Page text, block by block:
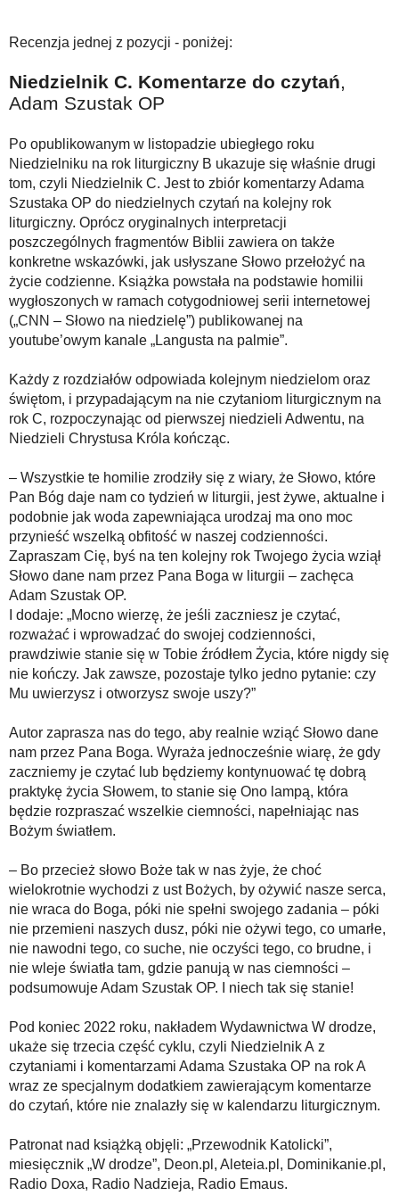
Recenzja jednej z pozycji - poniżej:
Niedzielnik C. Komentarze do czytań,
Adam Szustak OP
Po opublikowanym w listopadzie ubiegłego roku
Niedzielniku na rok liturgiczny B ukazuje się właśnie drugi
tom, czyli Niedzielnik C. Jest to zbiór komentarzy Adama
Szustaka OP do niedzielnych czytań na kolejny rok
liturgiczny. Oprócz oryginalnych interpretacji
poszczególnych fragmentów Biblii zawiera on także
konkretne wskazówki, jak usłyszane Słowo przełożyć na
życie codzienne. Książka powstała na podstawie homilii
wygłoszonych w ramach cotygodniowej serii internetowej
(„CNN – Słowo na niedzielę”) publikowanej na
youtube’owym kanale „Langusta na palmie”.
Każdy z rozdziałów odpowiada kolejnym niedzielom oraz
świętom, i przypadającym na nie czytaniom liturgicznym na
rok C, rozpoczynając od pierwszej niedzieli Adwentu, na
Niedzieli Chrystusa Króla kończąc.
– Wszystkie te homilie zrodziły się z wiary, że Słowo, które
Pan Bóg daje nam co tydzień w liturgii, jest żywe, aktualne i
podobnie jak woda zapewniająca urodzaj ma ono moc
przynieść wszelką obfitość w naszej codzienności.
Zapraszam Cię, byś na ten kolejny rok Twojego życia wziął
Słowo dane nam przez Pana Boga w liturgii – zachęca
Adam Szustak OP.
I dodaje: „Mocno wierzę, że jeśli zaczniesz je czytać,
rozważać i wprowadzać do swojej codzienności,
prawdziwie stanie się w Tobie źródłem Życia, które nigdy się
nie kończy. Jak zawsze, pozostaje tylko jedno pytanie: czy
Mu uwierzysz i otworzysz swoje uszy?”
Autor zaprasza nas do tego, aby realnie wziąć Słowo dane
nam przez Pana Boga. Wyraża jednocześnie wiarę, że gdy
zaczniemy je czytać lub będziemy kontynuować tę dobrą
praktykę życia Słowem, to stanie się Ono lampą, która
będzie rozpraszać wszelkie ciemności, napełniając nas
Bożym światłem.
– Bo przecież słowo Boże tak w nas żyje, że choć
wielokrotnie wychodzi z ust Bożych, by ożywić nasze serca,
nie wraca do Boga, póki nie spełni swojego zadania – póki
nie przemieni naszych dusz, póki nie ożywi tego, co umarłe,
nie nawodni tego, co suche, nie oczyści tego, co brudne, i
nie wleje światła tam, gdzie panują w nas ciemności –
podsumowuje Adam Szustak OP. I niech tak się stanie!
Pod koniec 2022 roku, nakładem Wydawnictwa W drodze,
ukaże się trzecia część cyklu, czyli Niedzielnik A z
czytaniami i komentarzami Adama Szustaka OP na rok A
wraz ze specjalnym dodatkiem zawierającym komentarze
do czytań, które nie znalazły się w kalendarzu liturgicznym.
Patronat nad książką objęli: „Przewodnik Katolicki”,
miesięcznik „W drodze”, Deon.pl, Aleteia.pl, Dominikanie.pl,
Radio Doxa, Radio Nadzieja, Radio Emaus.